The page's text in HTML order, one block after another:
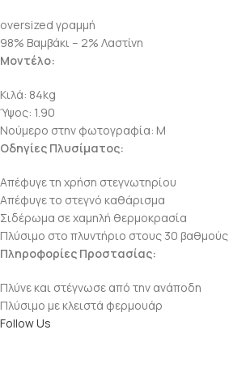
oversized γραμμή
98% Βαμβάκι – 2% Λαστίνη
Μοντέλο:
Κιλά: 84kg
Ύψος: 1.90
Νούμερο στην φωτογραφία: M
Οδηγίες Πλυσίματος:
Απέφυγε τη χρήση στεγνωτηρίου
Απέφυγε το στεγνό καθάρισμα
Σιδέρωμα σε χαμηλή θερμοκρασία
Πλύσιμο στο πλυντήριο στους 30 βαθμούς
Πληροφορίες Προστασίας:
Πλύνε και στέγνωσε από την ανάποδη
Πλύσιμο με κλειστά φερμουάρ
Follow Us